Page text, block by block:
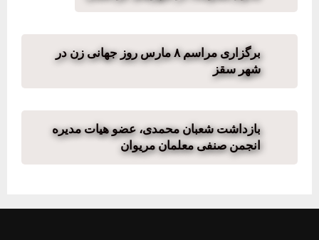
برگزاری مراسم ٨ مارس روز جهانی زن در
شهر سقز
بازداشت شعبان محمدی، عضو هیات مدیره
انجمن صنفی معلمان مریوان